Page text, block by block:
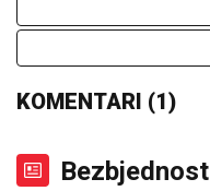
KOMENTARI (1)
Bezbjednost